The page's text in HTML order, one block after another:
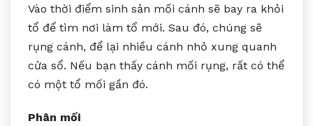
Vào thời điểm sinh sản mối cánh sẽ bay ra khỏi
tổ để tìm nơi làm tổ mới. Sau đó, chúng sẽ
rụng cánh, để lại nhiều cánh nhỏ xung quanh
cửa sổ. Nếu bạn thấy cánh mối rụng, rất có thể
có một tổ mối gần đó.
Phân mối